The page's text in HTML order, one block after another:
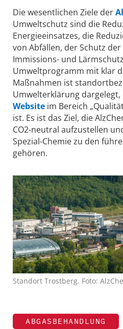
Die wesentlichen Ziele der
Umweltschutz sind die
Energieeinsatzes, die
von Abfällen, der Schutz
Immissions- und
Umweltprogramm mit klar
Maßnahmen ist
Umwelterklärung
Website im Bereich
ist. Es ist das Ziel, die
CO2-neutral aufzustellen
Spezial-Chemie zu den
gehören.
Standort Trostberg. Foto:
ABGASBEHANDLUNG